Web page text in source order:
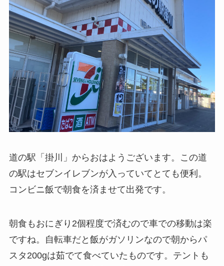
道の駅「掛川」からおはようございます。この道
の駅はセブンイレブンが入っていてとても便利。
コンビニ飯で朝食を済ませて出発です。
朝食もおにぎり2個程度で済むので車での移動は楽
ですね。自転車だと飯がガソリンなので朝からパ
スタ200gは茹でて食べていたものです。テントも